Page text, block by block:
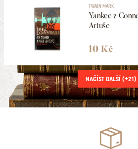
TWAIN MARK
Yankee z
Artuše
10 Kč
NAČÍST DALŠÍ (+21)